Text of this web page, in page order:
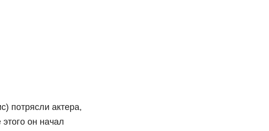
потрясли актера,
он начал